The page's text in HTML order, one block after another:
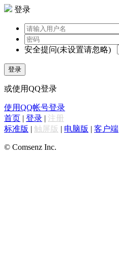
登录
安全提问(未设置请忽略)
登录
或使用QQ登录
使用QQ帐号登录
首页 | 登录 | 注册
标准版 | 触屏版 | 电脑版 | 客户端
© Comsenz Inc.